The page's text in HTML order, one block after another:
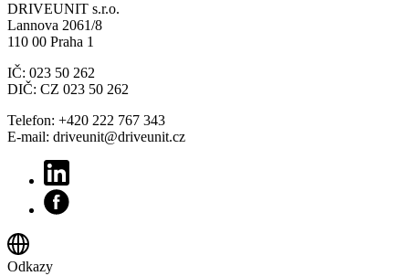
DRIVEUNIT s.r.o.
Lannova 2061/8
110 00 Praha 1
IČ: 023 50 262
DIČ: CZ 023 50 262
Telefon: +420 222 767 343
E-mail: driveunit@driveunit.cz
Odkazy